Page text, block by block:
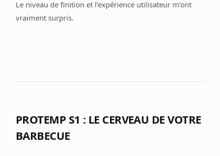
Le niveau de finition et l’expérience utilisateur m’ont
vraiment surpris.
PROTEMP S1 : LE CERVEAU DE VOTRE
BARBECUE